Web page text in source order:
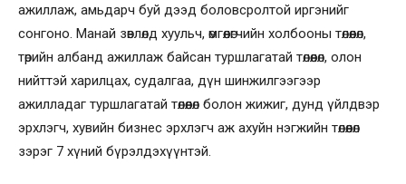
ажиллаж, амьдарч буй дээд боловсролтой иргэнийг
сонгоно. Манай зөвлөлд хуульч, өмгөөлөгчийн холбооны төлөөлөл,
төрийн албанд ажиллаж байсан туршлагатай төлөөлөл, олон
нийттэй харилцах, судалгаа, дүн шинжилгээгээр
ажилладаг туршлагатай төлөөлөл болон жижиг, дунд үйлдвэр
эрхлэгч, хувийн бизнес эрхлэгч аж ахуйн нэгжийн төлөөлөл
зэрэг 7 хүний бүрэлдэхүүнтэй.